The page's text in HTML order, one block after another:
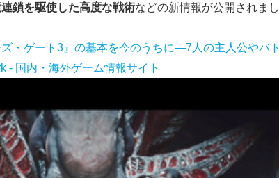
鎖を駆使した高度な戦術などの新情報が公開されまし
・ゲート3』の基本を今のうちに―7人の主人公やバト
- 国内・海外ゲーム情報サイト